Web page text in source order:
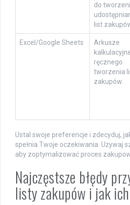
do
list
Excel/Google Sheets
Arkusze
ręcznego
tworzenia
zakupów.
Ustal swoje preferencje i zdecyduj,
spełnia Twoje oczekiwania. Używaj
aby zoptymalizować proces
Najczęstsze błędy
listy zakupów i jak